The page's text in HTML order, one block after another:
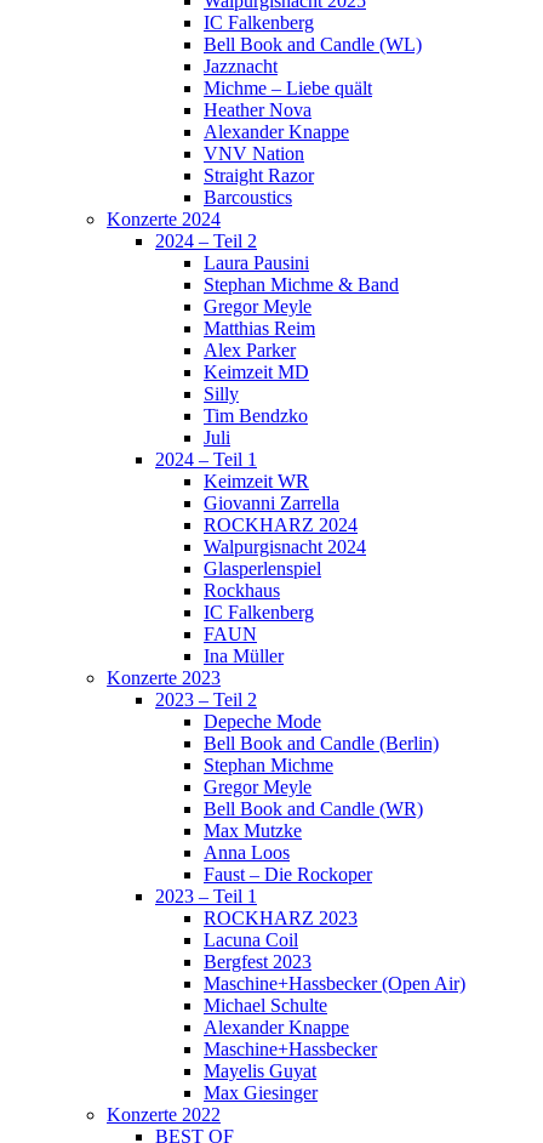
IC Falkenberg
Bell Book and Candle (WL)
Jazznacht
Michme – Liebe quält
Heather Nova
Alexander Knappe
VNV Nation
Straight Razor
Barcoustics
Konzerte 2024
2024 – Teil 2
Laura Pausini
Stephan Michme & Band
Gregor Meyle
Matthias Reim
Alex Parker
Keimzeit MD
Silly
Tim Bendzko
Juli
2024 – Teil 1
Keimzeit WR
Giovanni Zarrella
ROCKHARZ 2024
Walpurgisnacht 2024
Glasperlenspiel
Rockhaus
IC Falkenberg
FAUN
Ina Müller
Konzerte 2023
2023 – Teil 2
Depeche Mode
Bell Book and Candle (Berlin)
Stephan Michme
Gregor Meyle
Bell Book and Candle (WR)
Max Mutzke
Anna Loos
Faust – Die Rockoper
2023 – Teil 1
ROCKHARZ 2023
Lacuna Coil
Bergfest 2023
Maschine+Hassbecker (Open Air)
Michael Schulte
Alexander Knappe
Maschine+Hassbecker
Mayelis Guyat
Max Giesinger
Konzerte 2022
BEST OF